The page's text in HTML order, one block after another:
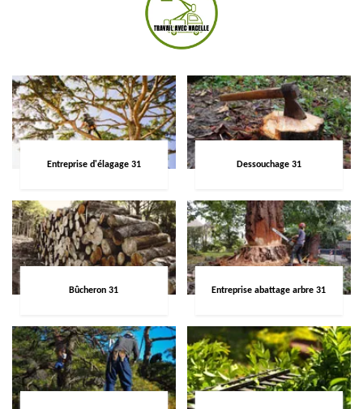
Entreprise d'élagage 31 Dessouchage 31
Bûcheron 31 Entreprise abattage arbre 31